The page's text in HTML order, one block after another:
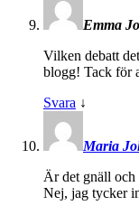
Emma
Vilken debatt
blogg! Tack för
Svara ↓
Maria
Är det gnäll och
Nej, jag tycker